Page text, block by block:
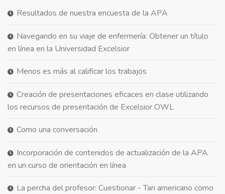
Resultados de nuestra encuesta de la APA
Navegando en su viaje de enfermería: Obtener un título
en línea en la Universidad Excelsior
Menos es más al calificar los trabajos
Creación de presentaciones eficaces en clase utilizando
los recursos de presentación de Excelsior OWL
Como una conversación
Incorporación de contenidos de actualización de la APA
en un curso de orientación en línea
La percha del profesor: Cuestionar - Tan americano como